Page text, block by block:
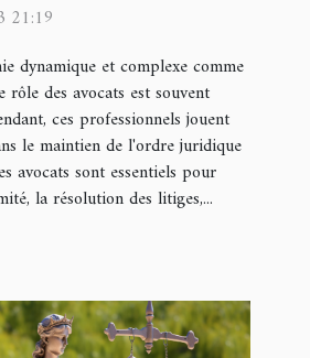
21:19
dynamique et complexe comme
rôle des avocats est souvent
ces professionnels jouent
le maintien de l'ordre juridique
avocats sont essentiels pour
la résolution des litiges,...